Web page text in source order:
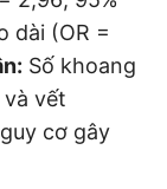
dài (OR =
Số khoang
vết
cơ gây